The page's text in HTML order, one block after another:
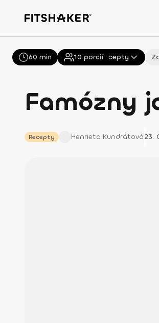
Všetky Recepty
Famózny
Recepty Henrieta Kundrátová23.
60 min 10 porcií